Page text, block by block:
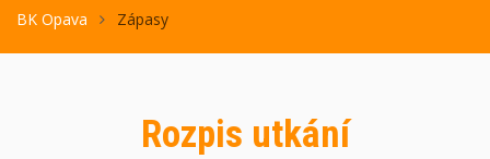
BK Opava Zápasy
Rozpis utkání